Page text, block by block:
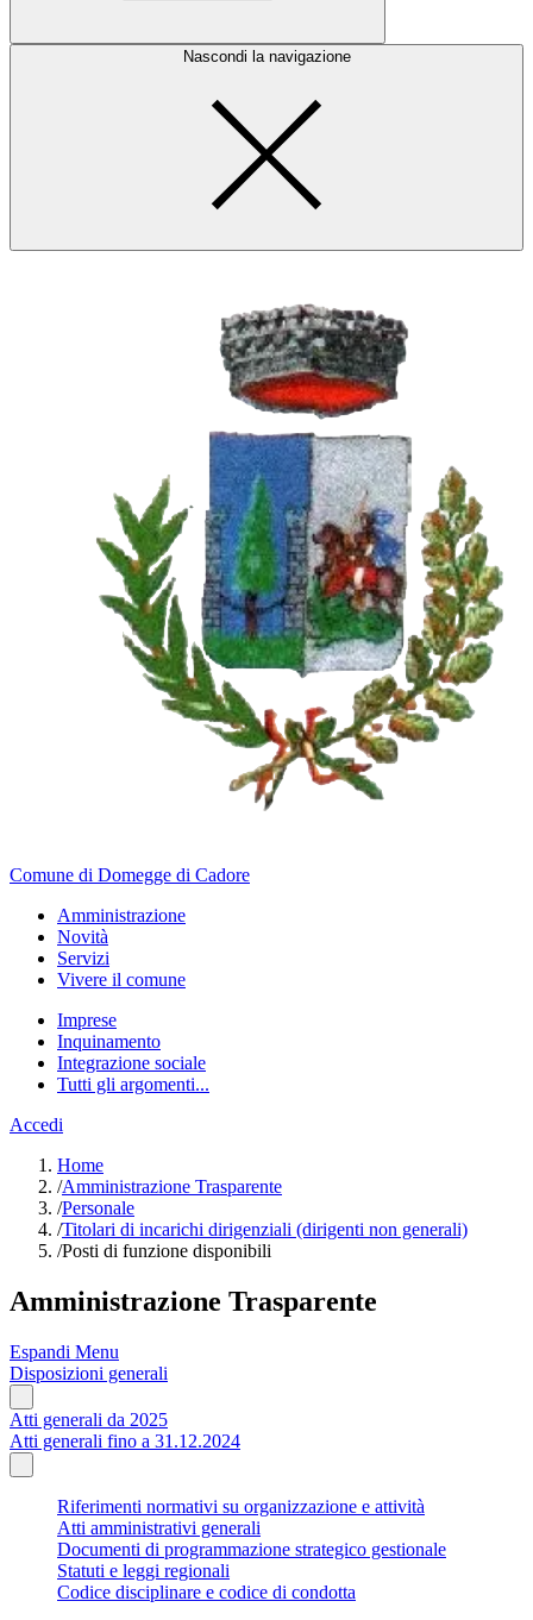
Nascondi la navigazione
Comune di Domegge di Cadore
Amministrazione
Novità
Servizi
Vivere il comune
Imprese
Inquinamento
Integrazione sociale
Tutti gli argomenti...
Accedi
Home
/Amministrazione Trasparente
/Personale
/Titolari di incarichi dirigenziali (dirigenti non generali)
/Posti di funzione disponibili
Amministrazione Trasparente
Espandi Menu
Disposizioni generali
Atti generali da 2025
Atti generali fino a 31.12.2024
Riferimenti normativi su organizzazione e attività
Atti amministrativi generali
Documenti di programmazione strategico gestionale
Statuti e leggi regionali
Codice disciplinare e codice di condotta